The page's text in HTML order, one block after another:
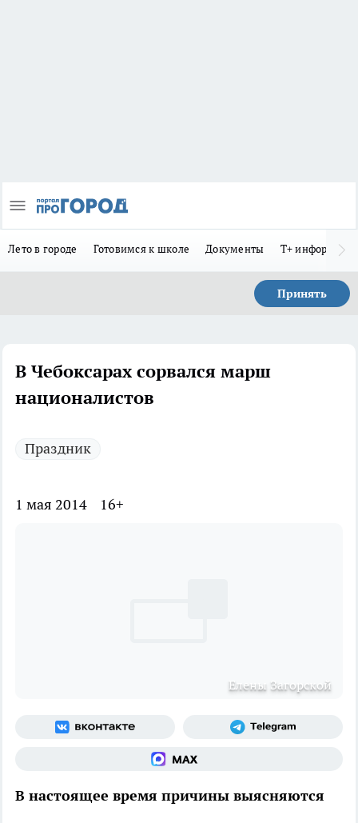
Лето в городе Готовимся к школе Документы Т+
Принять
В Чебоксарах сорвался марш
националистов
Праздник
1 мая 2014 16+
Елены Загорской
В настоящее время причины выясняются